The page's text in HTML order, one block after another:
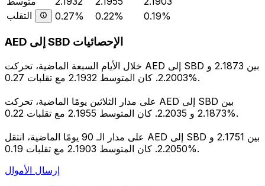
التقلب
0.27% 0.22% 0.19%
AED إلى SBD الإحصائيات
خلال الأيام السبعة الماضية، تحركت AED إلى SBD بين 2.1873 و
2.2003. كان المتوسط 2.1932 مع تقلبات 0.27%.
على مدار الثلاثين يومًا الماضية، تحركت AED إلى SBD بين
2.1873 و 2.2035. كان المتوسط 2.1955 مع تقلبات 0.22%.
على مدار الـ 90 يومًا الماضية، انتقل AED إلى SBD بين 2.1751 و
2.2050. كان المتوسط 2.1903 مع تقلبات 0.19%.
إرسال الأموال